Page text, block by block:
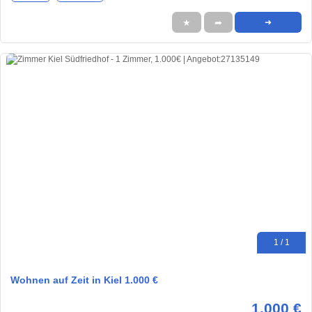
★ ➦ ➜
1 / 1
Wohnen auf Zeit in Kiel 1.000 €
1.000 €